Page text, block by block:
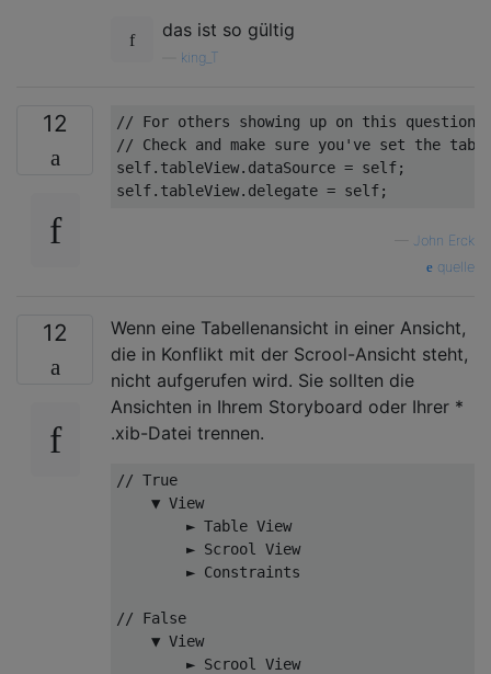
das ist so gültig
king_T
12
// For others showing up on this
// Check and make sure you've set the
self.tableView.dataSource = self;
John Erck
quelle
12
Wenn eine Tabellenansicht in einer Ansicht,
die in Konflikt mit der Scrool-Ansicht steht,
nicht aufgerufen wird. Sie sollten die
Ansichten in Ihrem Storyboard oder Ihrer *
.xib-Datei trennen.
// True
    ▼
View
        ► Table
View
        ► Scrool
View
        ► Constraints
// False
    ▼
View
        ► Scrool
View